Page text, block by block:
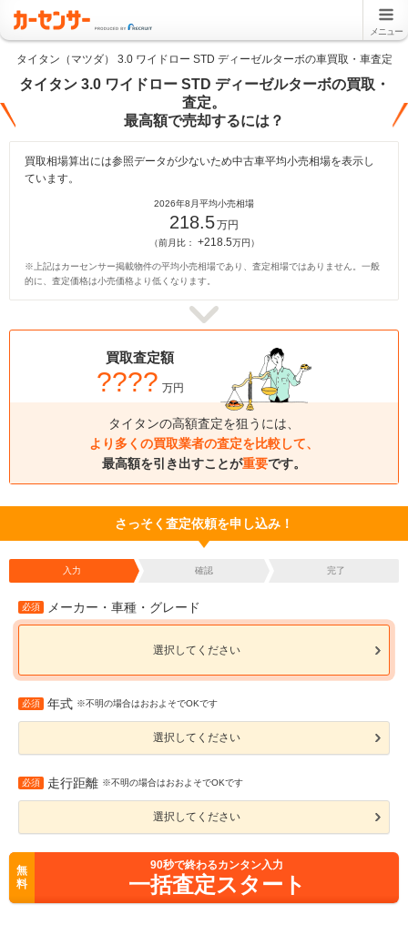
メニュー
タイタン（マツダ） 3.0 ワイドロー STD ディーゼルターボの車買取・車査定
タイタン 3.0 ワイドロー STD ディーゼルターボの買取・
査定。
最高額で売却するには？
買取相場算出には参照データが少ないため中古車平均小売相場を表示し
ています。
2026年8月平均小売相場
218.5万円
（前月比： +218.5万円）
※上記はカーセンサー掲載物件の平均小売相場であり、査定相場ではありません。一般
的に、査定価格は小売価格より低くなります。
買取査定額
???? 万円
タイタンの高額査定を狙うには、
より多くの買取業者の査定を比較して、
最高額を引き出すことが重要です。
さっそく査定依頼を申し込み！
入力 確認 完了
必須 メーカー・車種・グレード
選択してください
必須 年式 ※不明の場合はおおよそでOKです
選択してください
必須 走行距離 ※不明の場合はおおよそでOKです
選択してください
無
料
90秒で終わるカンタン入力
一括査定スタート